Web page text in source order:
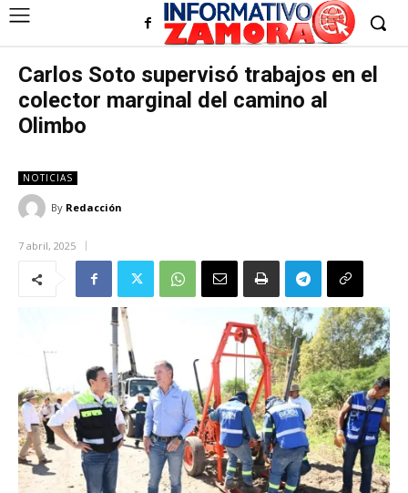
Carlos Soto supervisó trabajos en el
colector marginal del camino al
Olimbo
NOTICIAS
By Redacción
7 abril, 2025